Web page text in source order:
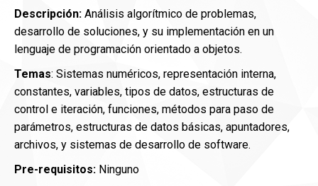
Descripción: Análisis algorítmico de problemas,
desarrollo de soluciones, y su implementación en un
lenguaje de programación orientado a objetos.
Temas: Sistemas numéricos, representación interna,
constantes, variables, tipos de datos, estructuras de
control e iteración, funciones, métodos para paso de
parámetros, estructuras de datos básicas, apuntadores,
archivos, y sistemas de desarrollo de software.
Pre-requisitos: Ninguno